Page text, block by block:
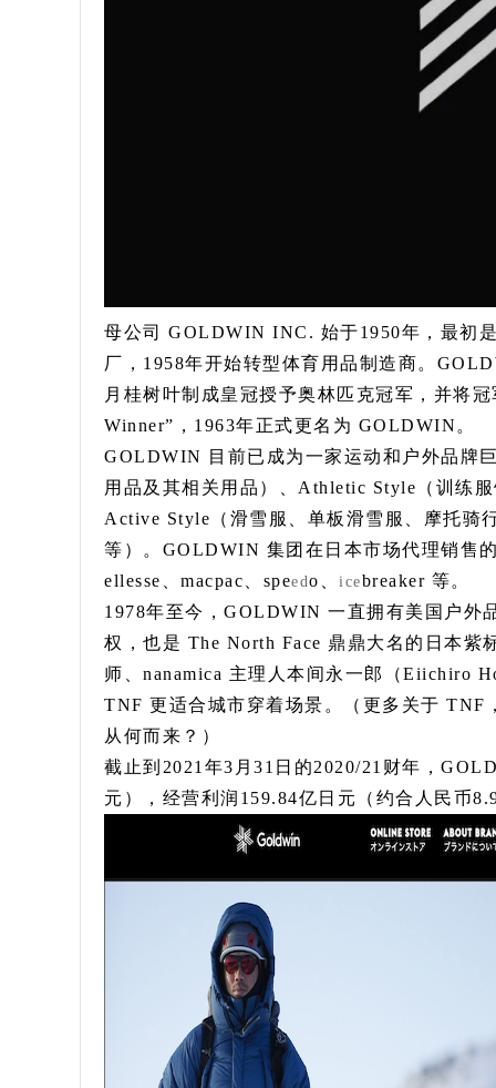
母公司 GOLDWIN INC. 始于1950年，最初
厂，1958年开始转型体育用品制造商。
月桂树叶制成皇冠授予奥林匹克冠军，并将
Winner”，1963年正式更名为 GOLDWIN。
GOLDWIN 目前已成为一家运动和户外品牌
用品及其相关用品）、Athletic Style（训练
Active Style（滑雪服、单板滑雪服、摩托骑
等）。GOLDWIN 集团在日本市场代理销售
ellesse、macpac、speedo、 icebreaker 等。
1978年至今，GOLDWIN 一直拥有美国户外
权，也是 The North Face 鼎鼎大名的日本
师、nanamica 主理人本间永一郎（Eiichiro
TNF 更适合城市穿着场景。（更多关于 TNF
从何而来？）
截止到2021年3月31日的2020/21财年，
元），经营利润159.84亿日元（约合人民币